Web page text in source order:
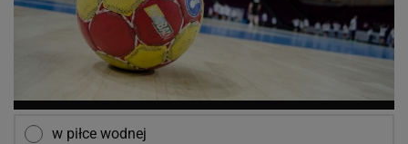
w piłce wodnej